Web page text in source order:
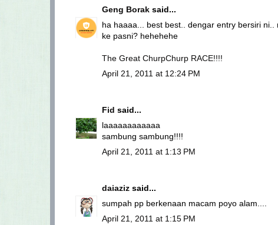
Geng Borak said...
ha haaaa... best best.. dengar entry bersiri
ke pasni? hehehehe
The Great ChurpChurp RACE!!!!
April 21, 2011 at 12:24 PM
Fid said...
laaaaaaaaaaaa
sambung sambung!!!!
April 21, 2011 at 1:13 PM
daiaziz said...
sumpah pp berkenaan macam poyo alam....
April 21, 2011 at 1:15 PM